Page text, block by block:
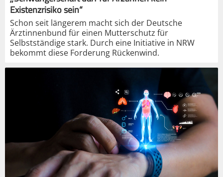
Existenzrisiko sein“
Schon seit längerem macht sich der Deutsche
Ärztinnenbund für einen Mutterschutz für
Selbstständige stark. Durch eine Initiative in NRW
bekommt diese Forderung Rückenwind.